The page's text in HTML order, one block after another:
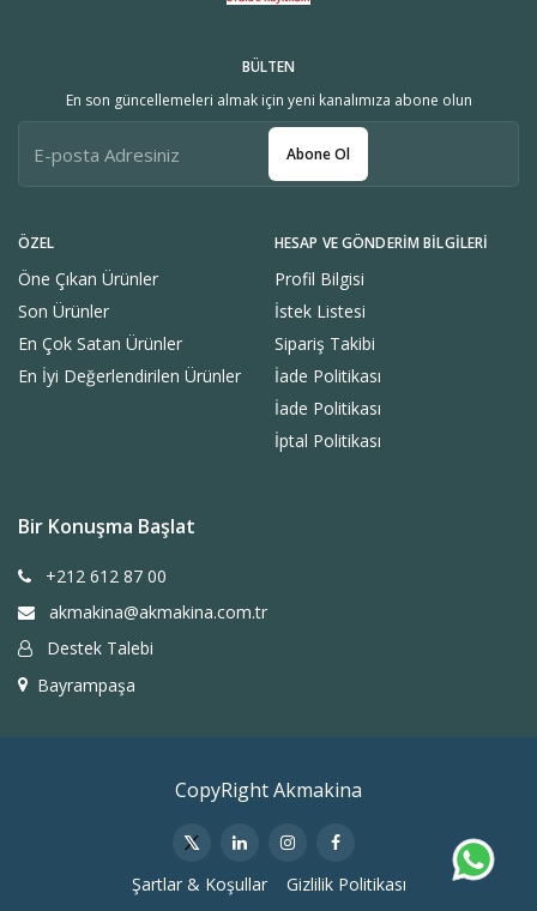
ÖZEL
Öne Çıkan Ürünler
Son Ürünler
En Çok Satan Ürünler
En İyi Değerlendirilen Ürünler
HESAP VE GÖNDERIM BILGILERI
Profil Bilgisi
İstek Listesi
Sipariş Takibi
İade Politikası
İade Politikası
İptal Politikası
BÜLTEN
En son güncellemeleri almak için yeni kanalımıza abone olun
Abone Ol
Bir Konuşma Başlat
+212 612 87 00
akmakina@akmakina.com.tr
Destek Talebi
Bayrampaşa
CopyRight Akmakina
Şartlar & Koşullar Gizlilik Politikası